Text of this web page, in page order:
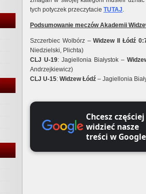
tych potyczek przeczytacie TUTAJ.
Podsumowanie meczów Akademii
Szczerbiec Wolbórz –Widzew Łódź
Niedzielski, Plichta)
CLJ U-19: Jagiellonia Białystok –
Andrzejkiewicz)
CLJ U-15: Widzew Łódź – Jagiellonia
Chcesz częściej
widzieć nasze
treści w